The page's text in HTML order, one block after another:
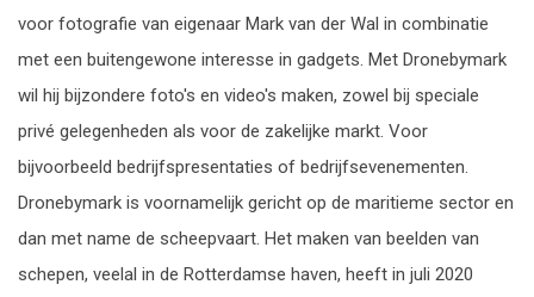
voor fotografie van eigenaar Mark van der Wal in combinatie
met een buitengewone interesse in gadgets. Met Dronebymark
wil hij bijzondere foto's en video's maken, zowel bij speciale
privé gelegenheden als voor de zakelijke markt. Voor
bijvoorbeeld bedrijfspresentaties of bedrijfsevenementen.
Dronebymark is voornamelijk gericht op de maritieme sector en
dan met name de scheepvaart. Het maken van beelden van
schepen, veelal in de Rotterdamse haven, heeft in juli 2020